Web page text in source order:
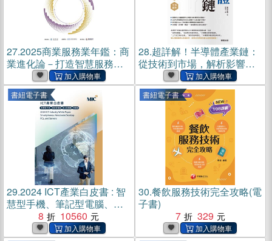
27.2025商業服務業年鑑：商
業進化論－打造智慧服務新
紀元（第十二章）(電子書)
28.超詳解！半導體產業鏈：
從技術到市場，解析影響全
球的科技命脈(電子書)
書紐電子書
29.2024 ICT產業白皮書 : 智
慧型手機、筆記型電腦、桌
上型電腦、伺服器(電子書)
8 10560
書紐電子書
30.餐飲服務技術完全攻略(電
子書)
7
329